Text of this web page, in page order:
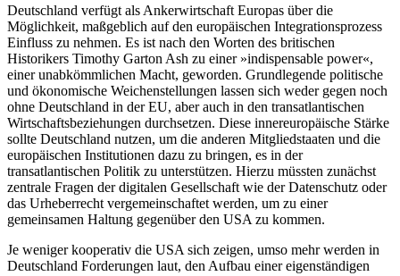
Deutschland verfügt als Ankerwirtschaft Europas über die
Möglichkeit, maßgeblich auf den europäischen Integrationsprozess
Einfluss zu nehmen. Es ist nach den Worten des britischen
Historikers Timothy Garton Ash zu einer »indispensable power«,
einer unabkömmlichen Macht, geworden. Grundlegende politische
und ökonomische Weichenstellungen lassen sich weder gegen noch
ohne Deutschland in der EU, aber auch in den transatlantischen
Wirtschaftsbeziehungen durchsetzen. Diese innereuropäische Stärke
sollte Deutschland nutzen, um die anderen Mitgliedstaaten und die
europäischen Institutionen dazu zu bringen, es in der
transatlantischen Politik zu unterstützen. Hierzu müssten zunächst
zentrale Fragen der digitalen Gesellschaft wie der Datenschutz oder
das Urheberrecht vergemeinschaftet werden, um zu einer
gemeinsamen Haltung gegenüber den USA zu kommen.
Je weniger kooperativ die USA sich zeigen, umso mehr werden in
Deutschland Forderungen laut, den Aufbau einer eigenständigen